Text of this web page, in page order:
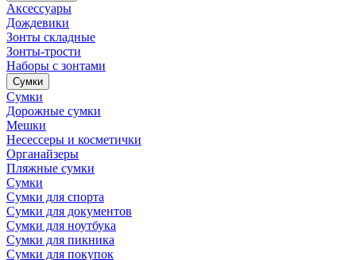
Аксессуары
Дождевики
Зонты складные
Зонты-трости
Наборы с зонтами
Сумки
Сумки
Дорожные сумки
Мешки
Несессеры и косметички
Органайзеры
Пляжные сумки
Сумки
Сумки для спорта
Сумки для документов
Сумки для ноутбука
Сумки для пикника
Сумки для покупок